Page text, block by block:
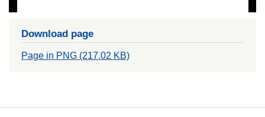
Download page
Page in PNG (217.02 KB)